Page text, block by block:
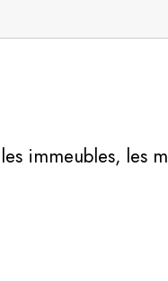
immeubles, les